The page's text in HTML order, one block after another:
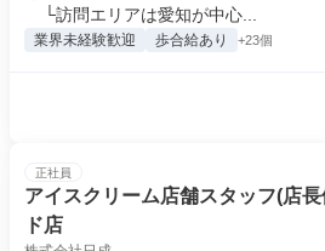
└訪問エリアは愛知が中心...
業界未経験歓迎 歩合給あり +23個
正社員
アイスクリーム店舗スタッフ(店
ド店